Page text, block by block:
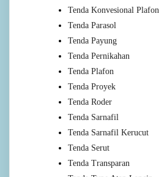
Tenda Konvesional Plafon
Tenda Parasol
Tenda Payung
Tenda Pernikahan
Tenda Plafon
Tenda Proyek
Tenda Roder
Tenda Sarnafil
Tenda Sarnafil Kerucut
Tenda Serut
Tenda Transparan